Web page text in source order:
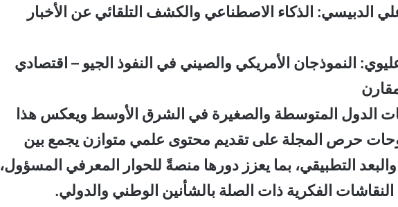
الدبيسي: الذكاء الاصطناعي والكشف التلقائي عن الأخبار
النموذجان الأمريكي والصيني في النفوذ الجيو – اقتصادي
الدول المتوسطة والصغيرة في الشرق الأوسط ويعكس هذا
حرص المجلة على تقديم محتوى علمي متوازن يجمع بين
التطبيقي، بما يعزز دورها منصةً للحوار المعرفي المسؤول،
الفكرية ذات الصلة بالشأنين الوطني والدولي.